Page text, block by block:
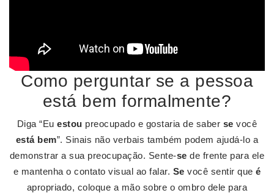
Como perguntar se a pessoa
está bem formalmente?
Diga “Euestou preocupado e gostaria de saber se você
está bem”. Sinais não verbais também podem ajudá-lo a
demonstrar a sua preocupação. Sente-se de frente para ele
e mantenha o contato visual ao falar. Se você sentir que é
apropriado, coloque a mão sobre o ombro dele para